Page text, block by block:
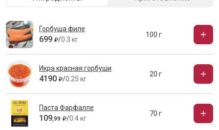
Горбуша филе
699 ₽/0.3 кг
100 г
Икра красная горбуши
4190 ₽/0.25 кг
20 г
Паста Фарфалле
109,99 ₽/0.4 кг
70 г